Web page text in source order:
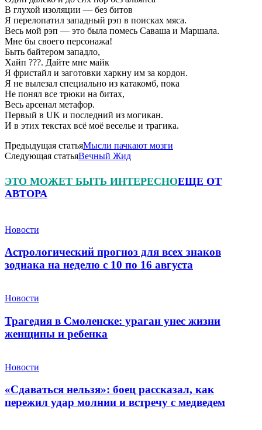
В глухой изоляции — без битов
Я перелопатил западный рэп в поисках мяса.
Весь мой рэп — это была помесь Саваша и Маршала.
Мне бы своего персонажа!
Быть байтером западло,
Хайп ???. Дайте мне майк
Я фристайл и заготовки харкну им за кордон.
Я не вылезал специально из катакомб, пока
Не понял все трюки на битах,
Весь арсенал метафор.
Первый в UK и последний из могикан.
И в этих текстах всё моё веселье и трагика.
Предыдущая статьяМысли пачкают мозги
Следующая статьяВечный Жид
ЭТО МОЖЕТ БЫТЬ ИНТЕРЕСНОЕЩЕ ОТ
АВТОРА
Новости
Астрологический прогноз для всех знаков
зодиака на неделю с 10 по 16 августа
Новости
Трагедия в Смоленске: ураган унес жизни
женщины и ребенка
Новости
«Сдаваться нельзя»: боец рассказал, как
пережил удар молнии и встречу с медведем